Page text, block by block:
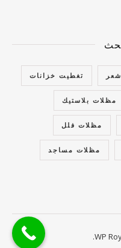
تغطيت خزانات
مظلات بلاستيك
مظلات فلل
مظلات مساجد
WP
.